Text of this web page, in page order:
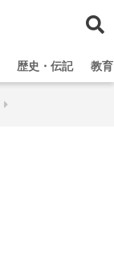
歴史・伝記 教